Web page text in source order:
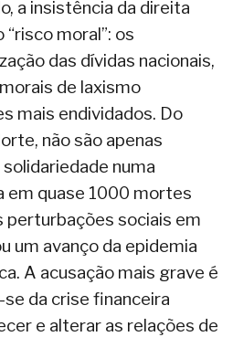
a insistência da direita
“risco moral”: os
das dívidas nacionais,
de laxismo
mais endividados. Do
não são apenas
numa
em quase 1000 mortes
perturbações sociais em
um avanço da epidemia
A acusação mais grave é
da crise financeira
e alterar as relações de